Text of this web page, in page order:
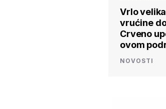
Vrlo
vrućine
Crveno
ovom
NOVOSTI